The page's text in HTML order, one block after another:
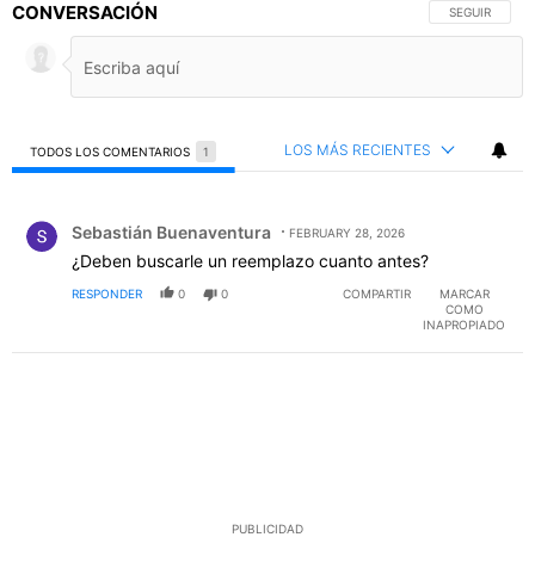
CONVERSACIÓN SIGA ESTA
SEGUIR
TODOS LOS COMENTARIOS 1 LOS MÁS RECIENTES
Sebastián Buenaventura FEBRUARY 28, 2026
¿Deben buscarle un reemplazo cuanto antes?
RESPONDER 0 0 COMPARTIR
MARCAR
COMO
INAPROPIADO
PUBLICIDAD